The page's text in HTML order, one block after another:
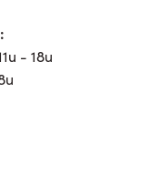
- 18u